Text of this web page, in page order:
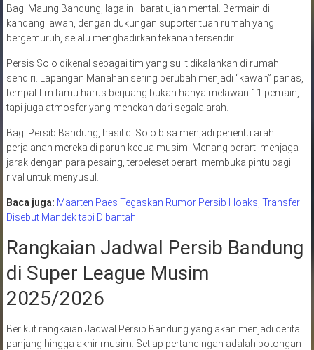
Bagi Maung Bandung, laga ini ibarat ujian mental. Bermain di
kandang lawan, dengan dukungan suporter tuan rumah yang
bergemuruh, selalu menghadirkan tekanan tersendiri.
Persis Solo dikenal sebagai tim yang sulit dikalahkan di rumah
sendiri. Lapangan Manahan sering berubah menjadi “kawah” panas,
tempat tim tamu harus berjuang bukan hanya melawan 11 pemain,
tapi juga atmosfer yang menekan dari segala arah.
Bagi Persib Bandung, hasil di Solo bisa menjadi penentu arah
perjalanan mereka di paruh kedua musim. Menang berarti menjaga
jarak dengan para pesaing, terpeleset berarti membuka pintu bagi
rival untuk menyusul.
Baca juga: Maarten Paes Tegaskan Rumor Persib Hoaks, Transfer
Disebut Mandek tapi Dibantah
Rangkaian Jadwal Persib Bandung
di Super League Musim
2025/2026
Berikut rangkaian Jadwal Persib Bandung yang akan menjadi cerita
panjang hingga akhir musim. Setiap pertandingan adalah potongan